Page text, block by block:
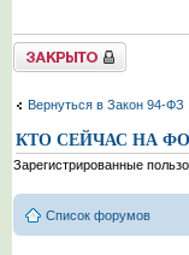
Tема закрыта
Вернуться в Закон 94-ФЗ
КТО СЕЙЧАС НА
Зарегистрированные
Список форумов